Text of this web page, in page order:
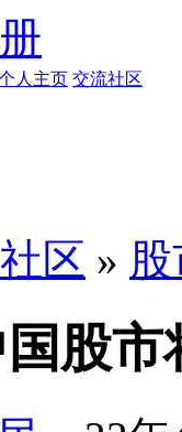
人主页 交流社区
区 »
股